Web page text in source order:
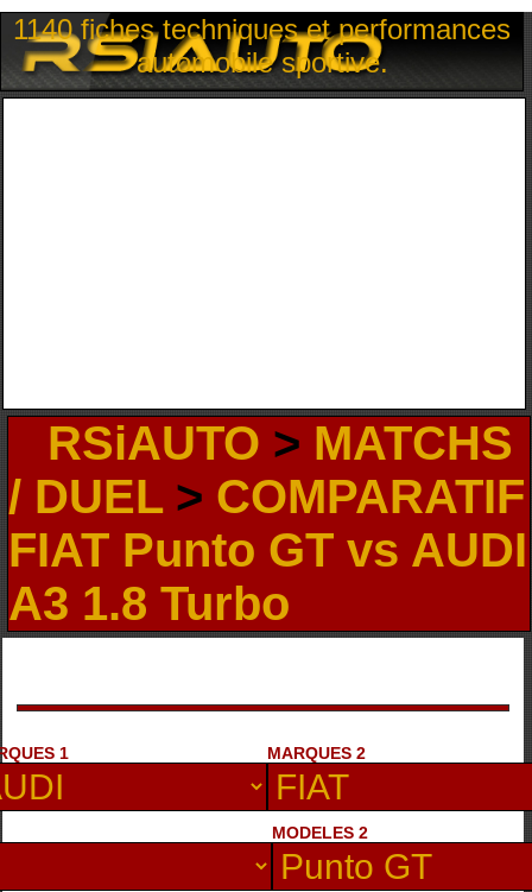
1140 fiches techniques et performances
automobile sportive.
RSiAUTO > MATCHS
/ DUEL> COMPARATIF
FIAT Punto GT vs AUDI
A3 1.8 Turbo
1 MARQUES 2
MODELES 2